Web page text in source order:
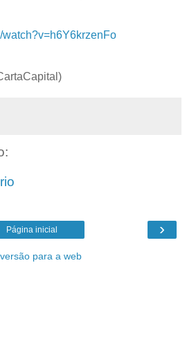
watch?v=h6Y6krzenFo
›
Página inicial
para a web